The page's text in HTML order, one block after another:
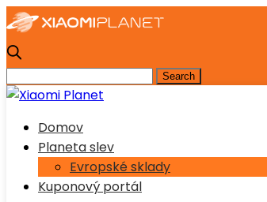
Domov
Planeta slev
Evropské sklady
Kuponový portál